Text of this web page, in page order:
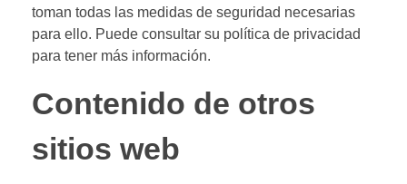
toman todas las medidas de seguridad necesarias
para ello. Puede consultar su política de privacidad
para tener más información.
Contenido de otros
sitios web